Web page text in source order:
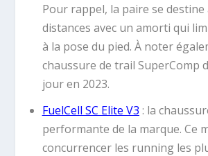
Pour rappel, la paire se
distances avec un amorti qui
à la pose du pied. À noter
chaussure de trail SuperComp
jour en 2023.
FuelCell SC Elite V3 : la
performante de la marque. Ce
concurrencer les running les